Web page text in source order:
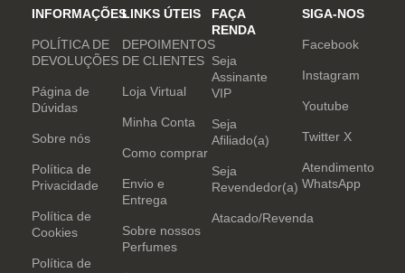
INFORMAÇÕES
POLÍTICA DE
DEVOLUÇÕES
Página de
Dúvidas
Sobre nós
Política de
Privacidade
Política de
Cookies
Política de
LINKS ÚTEIS
DEPOIMENTOS
DE CLIENTES
Loja Virtual
Minha Conta
Como comprar
Envio e
Entrega
Sobre nossos
Perfumes
FAÇA
RENDA
Seja
Assinante
VIP
Seja
Afiliado(a)
Seja
Revendedor(a)
Atacado/Revenda
SIGA-NOS
Facebook
Instagram
Youtube
Twitter X
Atendimento
WhatsApp